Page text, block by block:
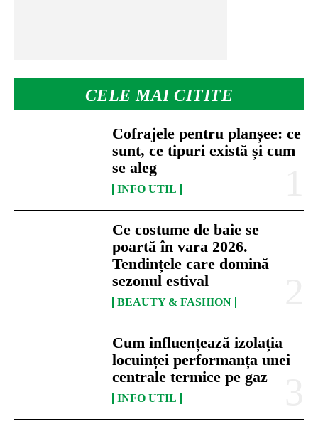
CELE MAI CITITE
Cofrajele pentru planșee: ce
sunt, ce tipuri există și cum
se aleg
INFO UTIL
Ce costume de baie se
poartă în vara 2026.
Tendințele care domină
sezonul estival
BEAUTY & FASHION
Cum influențează izolația
locuinței performanța unei
centrale termice pe gaz
INFO UTIL